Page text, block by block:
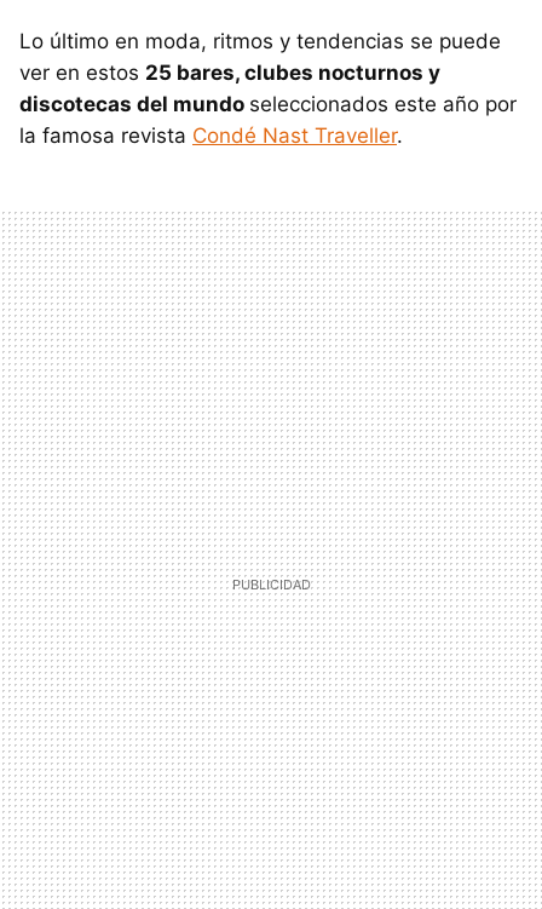
Lo último en moda, ritmos y tendencias se puede
ver en estos 25 bares, clubes nocturnos y
discotecas del mundo seleccionados este año por
la famosa revista Condé Nast Traveller.